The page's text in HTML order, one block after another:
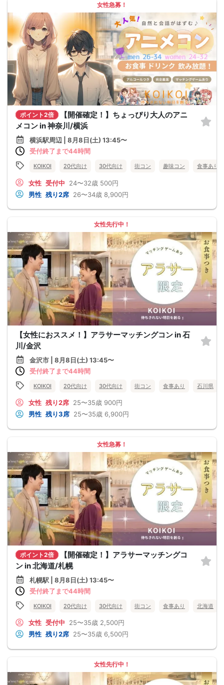
女性急募！
ポイント2倍
【開催確定！】ちょっぴり大人のアニ
メコン in 神奈川/横浜
横浜駅周辺 | 8月8日(土) 13:45〜
受付終了まで44時間
KOIKOI 20代向け 30代向け 街コン 趣味コン 食事あり
女性 受付中 24〜32歳 500円
男性 残り2席 26〜34歳 8,900円
女性先行中！
【女性におススメ！】アラサーマッチングコン in 石
川/金沢
金沢市 | 8月8日(土) 13:45〜
受付終了まで44時間
KOIKOI 20代向け 30代向け 街コン 食事あり 石川県
女性 残り2席 25〜35歳 900円
男性 残り3席 25〜35歳 6,900円
女性急募！
ポイント2倍
【開催確定！】アラサーマッチングコ
ン in 北海道/札幌
札幌駅 | 8月8日(土) 13:45〜
受付終了まで44時間
KOIKOI 20代向け 30代向け 街コン 食事あり 北海道
女性 受付中 25〜35歳 2,500円
男性 残り2席 25〜35歳 6,500円
女性先行中！